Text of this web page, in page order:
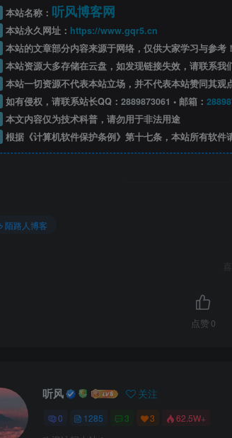
本站名称： 听风博客网
本站永久网址： https://www.gqr5.cn
本站的文章部分内容来源于网络，仅供大家学习与参考！
本站资源大多存储在云盘，如发现链接失效，请联系我
本站一切资源不代表本站立场，并不代表本站赞同其观
如有侵权，请联系站长QQ： 2889873061 • 邮箱：
本文内容仅为技术科普，请勿用于非法用途
根据《计算机软件保护条例》第十七条，本站所有软件
陌路人博客
点赞 0
听风 关注
0 1285 3 3 62.5W+